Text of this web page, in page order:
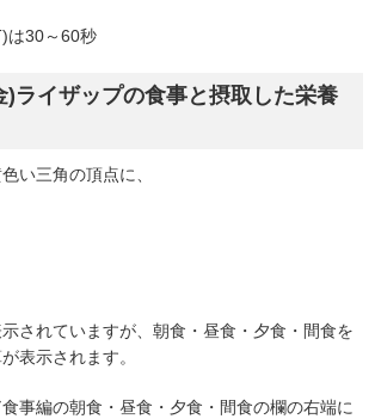
は30～60秒
)ライザップの食事と摂取した栄養
い三角の頂点に、
されていますが、朝食・昼食・夕食・間食を
表示されます。
食事編の朝食・昼食・夕食・間食の欄の右端に